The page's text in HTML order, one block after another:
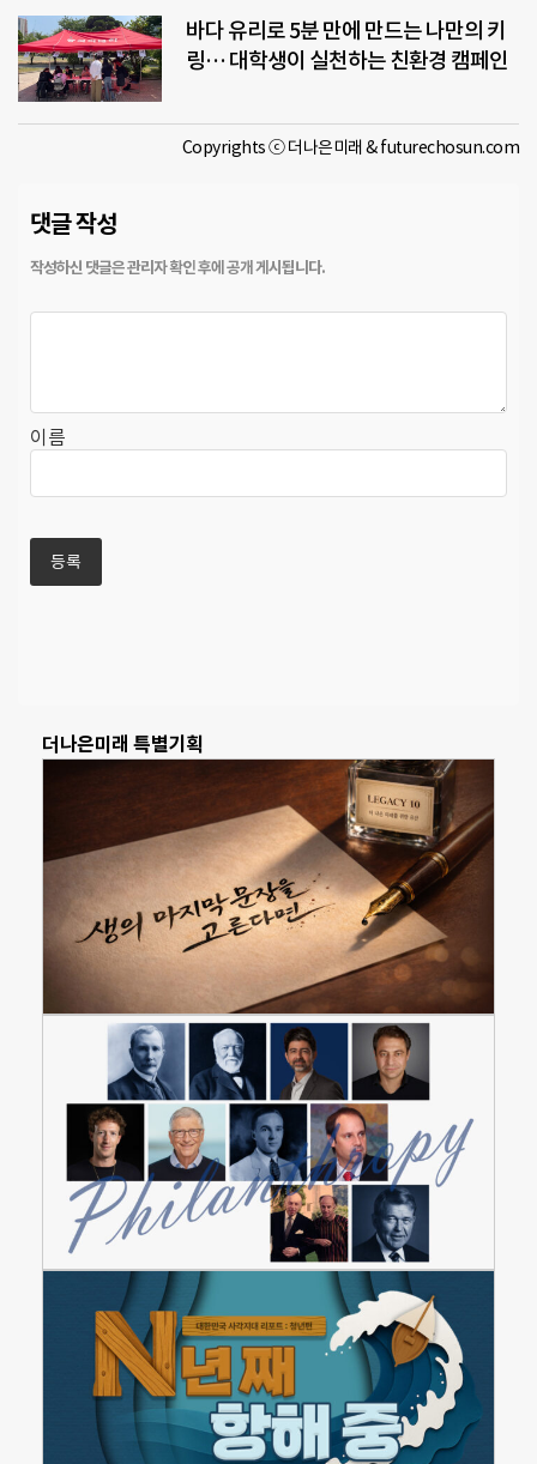
바다 유리로 5분 만에 만드는 나만의 키
링… 대학생이 실천하는 친환경 캠페인
Copyrights ⓒ 더나은미래 & futurechosun.com
댓글 작성
이름
더나은미래 특별기획